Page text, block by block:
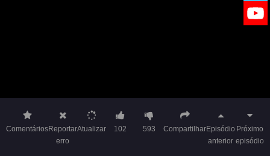
ComentáriosReportar
erro
Atualizar 102 593 CompartilharEpisódio
anterior
Próximo
episódio